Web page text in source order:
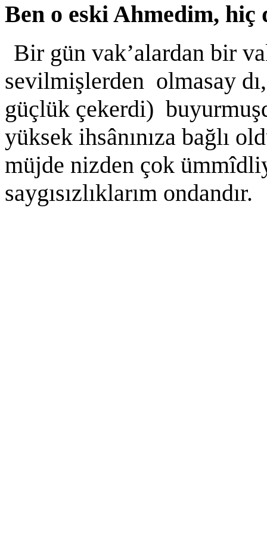
Ben o eski Ahmedim, hiç
Bir gün vak’alardan bir
sevilmişlerden olmasay
güçlük çekerdi)
yüksek ihsânınıza bağlı
müjde nizden çok
saygısızlıklarım ondandır.